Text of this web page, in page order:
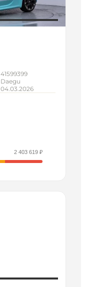
41599399
Daegu
04.03.2026
2 403 619 ₽